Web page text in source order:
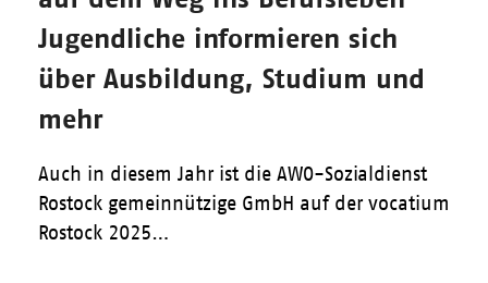
Jugendliche informieren sich
über Ausbildung, Studium und
mehr
Auch in diesem Jahr ist die AWO-Sozialdienst
Rostock gemeinnützige GmbH auf der vocatium
Rostock 2025…